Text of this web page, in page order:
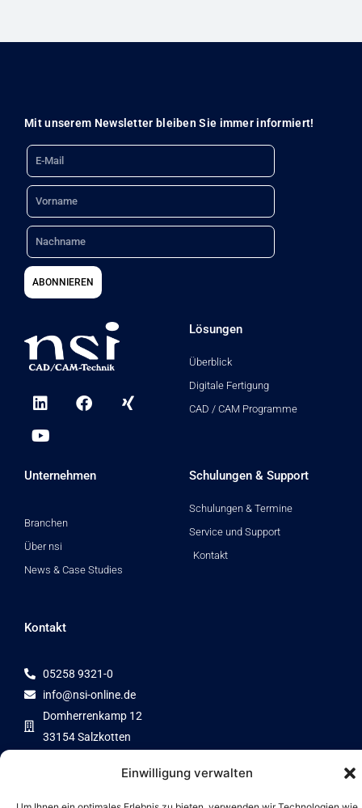
Einwilligung verwalten
h
Mit unserem Newsletter bleiben Sie immer informiert!
Email
Name
Nachname
ABONNIEREN
L
i
n
k
d
F
a
o
X
i
Y
o
u
t
b
Lösungen
Überblick
Digitale Fertigung
CAD / CAM Programme
Unternehmen
Branchen
Über nsi
News & Case Studies
Schulungen & Support
Schulungen & Termine
Service und Support
Kontakt
Kontakt
05258 9321-0
info@nsi-online.de
Domherrenkamp 12
33154 Salzkotten